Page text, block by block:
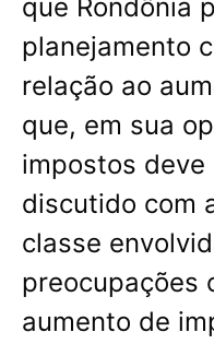
que Rondônia
planejamento
relação ao
que, em sua
impostos
discutido com
classe
preocupações
aumento de